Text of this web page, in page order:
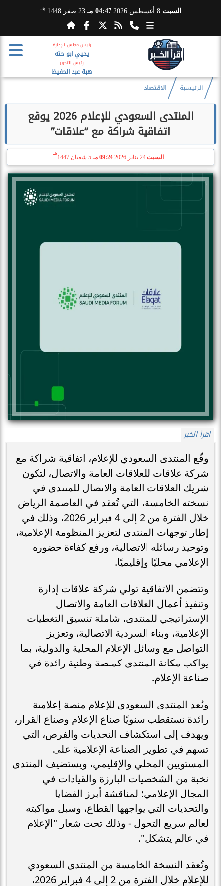
السبت 8 أغسطس 2026 04:47 مـ 23 صفر 1448 هـ
رئيس مجلس الإدارة
يحيي ابو حته
رئيس التحرير
هبة عبد الحفيظ
الرئيسية الاقتصاد
المنتدى السعودي للإعلام 2026 يوقع
اتفاقية شراكة مع ”علاقات”
السبت 09:24 مـ 5 شعبان 1447
هـ
اقرأ الخبر
وقّع المنتدى السعودي للإعلام، اتفاقية شراكة مع
شركة علاقات للعلاقات العامة والاتصال، لتكون
شريك العلاقات العامة والاتصال للمنتدى في
نسخته الخامسة، التي تُعقد في العاصمة الرياض
خلال الفترة من 2 إلى 4 فبراير 2026، وذلك في
إطار توجهات المنتدى لتعزيز المنظومة الإعلامية،
وتوحيد رسائله الاتصالية، ورفع كفاءة حضوره
الإعلامي محليًا وإقليميًا.
وتتضمن الاتفاقية تولي شركة علاقات إدارة
وتنفيذ أعمال العلاقات العامة والاتصال
الإستراتيجي للمنتدى، شاملة تنسيق التغطيات
الإعلامية، وبناء السردية الاتصالية، وتعزيز
التواصل مع وسائل الإعلام المحلية والدولية، بما
يواكب مكانة المنتدى كمنصة وطنية رائدة في
صناعة الإعلام.
ويُعد المنتدى السعودي للإعلام منصة إعلامية
رائدة تستقطب سنويًا صناع الإعلام وصناع القرار،
ويهدف إلى استكشاف التحديات والفرص، التي
تسهم في تطوير الصناعة الإعلامية على
المستويين المحلي والإقليمي، ويستضيف المنتدى
نخبة من الشخصيات البارزة والقيادات في
المجال الإعلامي؛ لمناقشة أبرز القضايا
والتحديات التي يواجهها القطاع، وسبل مواكبته
لعالم سريع التحول - وذلك تحت شعار "الإعلام
في عالم يتشكل".
وتُعقد النسخة الخامسة من المنتدى السعودي
للإعلام خلال الفترة من 2 إلى 4 فبراير 2026،